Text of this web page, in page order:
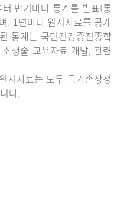
반기마다 통계를 발표(통
, 1년마다 원시자료를 공개
통계는 국민건강증진종합
생술 교육자료 개발, 관련
시자료는 모두 국가손상정
다.